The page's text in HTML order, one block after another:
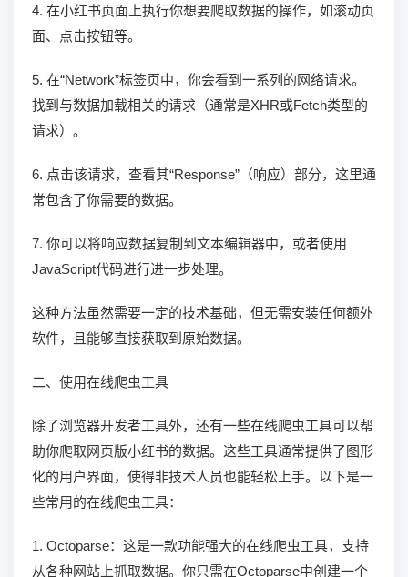
4. 在小红书页面上执行你想要爬取数据的操作，如滚动页
面、点击按钮等。
5. 在“Network”标签页中，你会看到一系列的网络请求。
找到与数据加载相关的请求（通常是XHR或Fetch类型的
请求）。
6. 点击该请求，查看其“Response”（响应）部分，这里通
常包含了你需要的数据。
7. 你可以将响应数据复制到文本编辑器中，或者使用
JavaScript代码进行进一步处理。
这种方法虽然需要一定的技术基础，但无需安装任何额外
软件，且能够直接获取到原始数据。
二、使用在线爬虫工具
除了浏览器开发者工具外，还有一些在线爬虫工具可以帮
助你爬取网页版小红书的数据。这些工具通常提供了图形
化的用户界面，使得非技术人员也能轻松上手。以下是一
些常用的在线爬虫工具：
1. Octoparse：这是一款功能强大的在线爬虫工具，支持
从各种网站上抓取数据。你只需在Octoparse中创建一个